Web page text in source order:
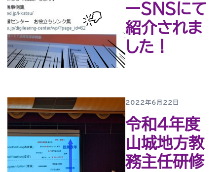
ーSNSにて
紹介されま
した！
2022年6月22日
令和４年度
山城地方教
務主任研修